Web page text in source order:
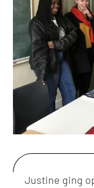
Justine ging